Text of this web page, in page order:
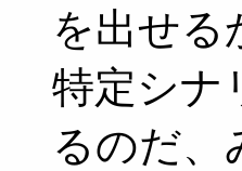
を出せる
特定シナ
るのだ、